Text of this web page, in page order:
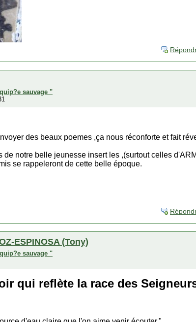
sauvage "
des beaux poemes ,ça nous réconforte et fait
de notre belle jeunesse insert les ,(surtout celles
se rappeleront de cette belle époque.
ESPINOSA (Tony)
sauvage "
qui reflète la race des